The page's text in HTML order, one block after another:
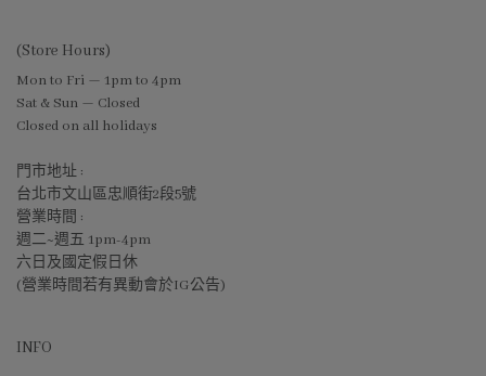
(Store Hours)
Mon to Fri — 1pm to 4pm
Sat & Sun — Closed
Closed on all holidays
門市地址 :
台北市文山區忠順街2段5號
營業時間 :
週二~週五 1pm-4pm
六日及國定假日休
(營業時間若有異動會於IG公告)
INFO